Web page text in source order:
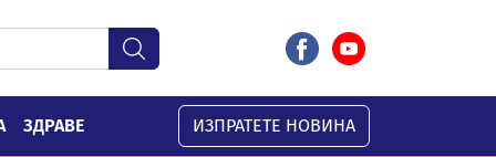
ЗДРАВЕ ИЗПРАТЕТЕ НОВИНА